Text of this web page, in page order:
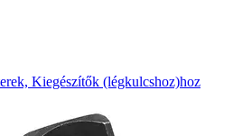
Kiegészítők (légkulcshoz)hoz